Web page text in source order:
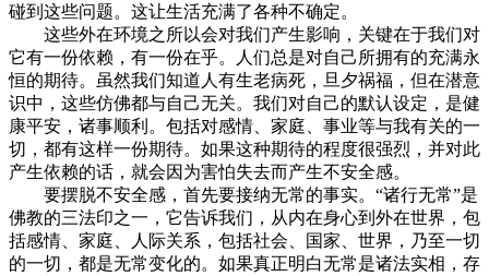
碰到这些问题。这让生活充满了各种不确定。
这些外在环境之所以会对我们产生影响，关键在于我们对
它有一份依赖，有一份在乎。人们总是对自己所拥有的充满永
恒的期待。虽然我们知道人有生老病死，旦夕祸福，但在潜意
识中，这些仿佛都与自己无关。我们对自己的默认设定，是健
康平安，诸事顺利。包括对感情、家庭、事业等与我有关的一
切，都有这样一份期待。如果这种期待的程度很强烈，并对此
产生依赖的话，就会因为害怕失去而产生不安全感。
要摆脱不安全感，首先要接纳无常的事实。“诸行无常”是
佛教的三法印之一，它告诉我们，从内在身心到外在世界，包
括感情、家庭、人际关系，包括社会、国家、世界，乃至一切
的一切，都是无常变化的。如果真正明白无常是诸法实相，存